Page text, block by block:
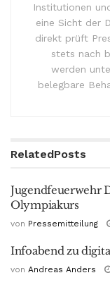
Institutionen
eine Sicht der
direkt prüft
stets nach
werden
belegbare
RelatedPosts
Jugendfeuerwehr
Olympiakurs
von Pressemitteilung
Infoabend zu
von Andreas Anders